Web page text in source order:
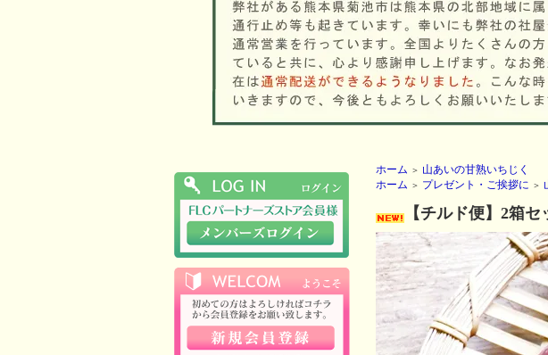
ホーム ＞ 山あいの甘熟いちじく
ホーム ＞ プレゼント・ご挨拶に ＞
【チルド便】2箱セ